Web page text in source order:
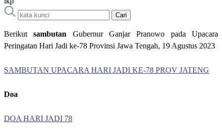
Cari
Berikutsambutan Gubernur Ganjar Pranowo pada Upacara
Peringatan Hari Jadi ke-78 Provinsi Jawa Tengah, 19 Agustus 2023
SAMBUTAN UPACARA HARI JADI KE-78 PROV JATENG
Doa
DOA HARI JADI 78